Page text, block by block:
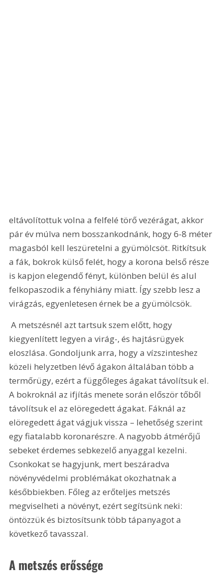
eltávolítottuk volna a felfelé törő vezérágat, akkor
pár év múlva nem bosszankodnánk, hogy 6-8 méter
magasból kell leszüretelni a gyümölcsöt. Ritkítsuk
a fák, bokrok külső felét, hogy a korona belső része
is kapjon elegendő fényt, különben belül és alul
felkopaszodik a fényhiány miatt. Így szebb lesz a
virágzás, egyenletesen érnek be a gyümölcsök.
A metszésnél azt tartsuk szem előtt, hogy
kiegyenlített legyen a virág-, és hajtásrügyek
eloszlása. Gondoljunk arra, hogy a vízszinteshez
közeli helyzetben lévő ágakon általában több a
termőrügy, ezért a függőleges ágakat távolítsuk el.
A bokroknál az ifjítás menete során először tőből
távolítsuk el az elöregedett ágakat. Fáknál az
elöregedett ágat vágjuk vissza – lehetőség szerint
egy fiatalabb koronarészre. A nagyobb átmérőjű
sebeket érdemes sebkezelő anyaggal kezelni.
Csonkokat se hagyjunk, mert beszáradva
növényvédelmi problémákat okozhatnak a
későbbiekben. Főleg az erőteljes metszés
megviselheti a növényt, ezért segítsünk neki:
öntözzük és biztosítsunk több tápanyagot a
következő tavasszal.
A metszés erőssége